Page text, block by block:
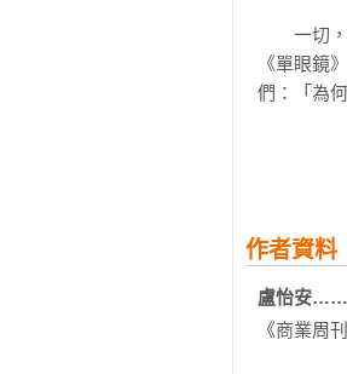
18美感
19不言自明
24環保
一個設計
26包浩斯學
一切，
《單眼鏡
們：「為
柏林，這
吧。
摘錄1 -
作者資料
盧怡安
《商業周